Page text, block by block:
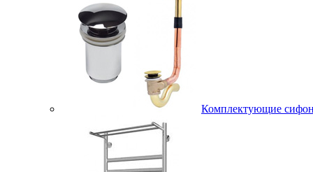
Комплектующие